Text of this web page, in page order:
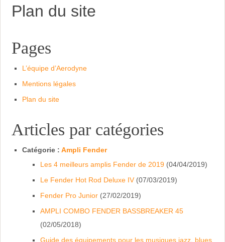
Plan du site
Pages
L’équipe d’Aerodyne
Mentions légales
Plan du site
Articles par catégories
Catégorie :Ampli Fender
Les 4 meilleurs amplis Fender de 2019 (04/04/2019)
Le Fender Hot Rod Deluxe IV (07/03/2019)
Fender Pro Junior (27/02/2019)
AMPLI COMBO FENDER BASSBREAKER 45
(02/05/2018)
Guide des équipements pour les musiques jazz, blues